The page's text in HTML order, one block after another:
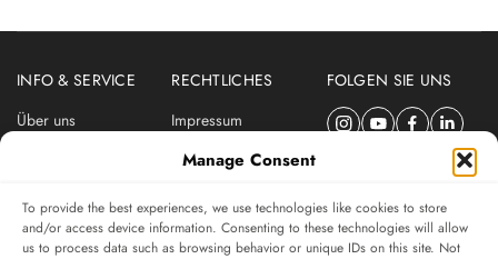
Manage Consent
To provide the best experiences, we use technologies like cookies to store
and/or access device information. Consenting to these technologies will allow
us to process data such as browsing behavior or unique IDs on this site. Not
produzieren.
INFO & SERVICE
Über uns
RECHTLICHES
Impressum
Datenschutzerklärung
FOLGEN SIE UNS
ABONNIEREN SIE DEN SWISSWATCHES NEWSLETTER
Das unabhängige Magazin für Uhren-Connaisseurs